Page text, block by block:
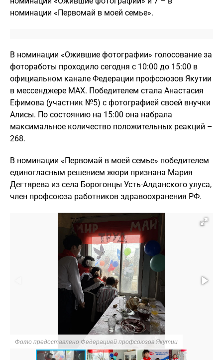
номинации «Первомай в моей семье».
В номинации «Ожившие фотографии» голосование за
фотоработы проходило сегодня с 10:00 до 15:00 в
официальном канале Федерации профсоюзов Якутии
в мессенджере MAX. Победителем стала Анастасия
Ефимова (участник №5) с фотографией своей внучки
Алисы. По состоянию на 15:00 она набрала
максимальное количество положительных реакций –
268.
В номинации «Первомай в моей семье» победителем
единогласным решением жюри признана Мария
Дегтярева из села Борогонцы Усть-Алданского улуса,
член профсоюза работников здравоохранения РФ.
Фото предоставлено Федерацией профсоюзов Якутии